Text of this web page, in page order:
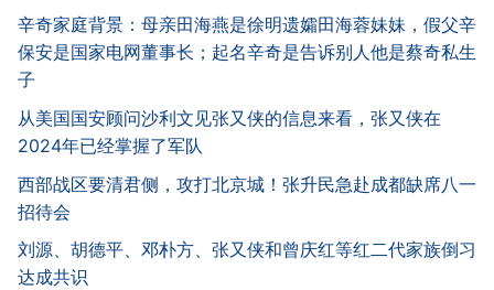
辛奇家庭背景：母亲田海燕是徐明遗孀田海蓉妹妹，假父辛
保安是国家电网董事长；起名辛奇是告诉别人他是蔡奇私生
子
从美国国安顾问沙利文见张又侠的信息来看，张又侠在
2024年已经掌握了军队
西部战区要清君侧，攻打北京城！张升民急赴成都缺席八一
招待会
刘源、胡德平、邓朴方、张又侠和曾庆红等红二代家族倒习
达成共识